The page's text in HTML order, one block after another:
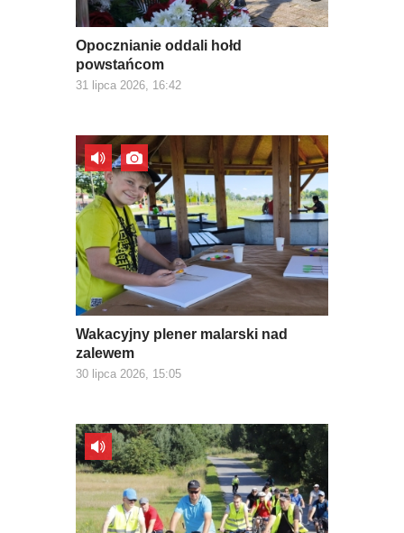
Opocznianie oddali hołd
powstańcom
31 lipca 2026, 16:42
Wakacyjny plener malarski nad
zalewem
30 lipca 2026, 15:05